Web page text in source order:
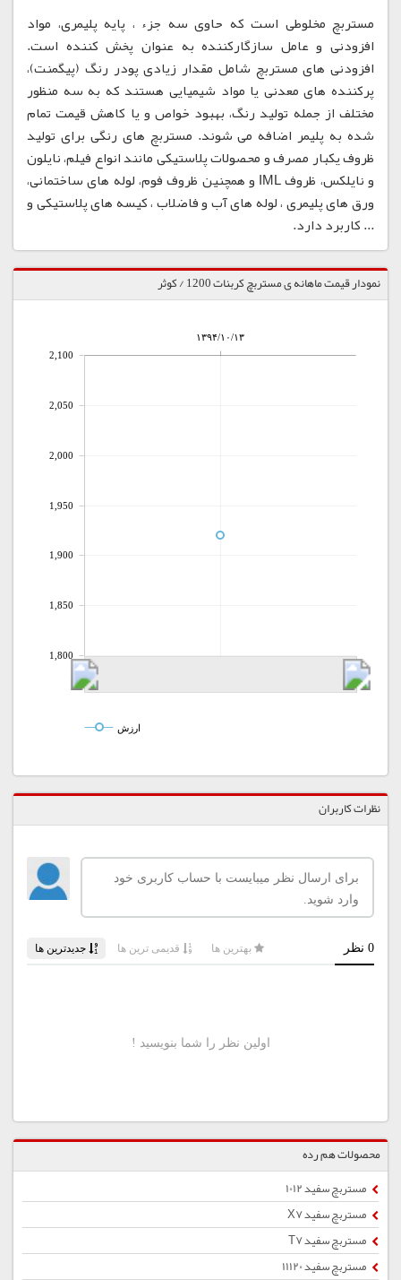
مستربچ مخلوطی است که حاوی سه جزء ، پایه پلیمری، مواد
افزودنی و عامل سازگارکننده به عنوان پخش کننده است.
افزودنی های مستربچ شامل مقدار زیادی پودر رنگ (پیگمنت)،
پرکننده های معدنی یا مواد شیمیایی هستند که به سه منظور
مختلف از جمله تولید رنگ، بهبود خواص و یا کاهش قیمت تمام
شده به پلیمر اضافه می شوند. مستربچ های رنگی برای تولید
ظروف یکبار مصرف و محصولات پلاستیکی مانند انواع فیلم، نایلون
و نایلکس، ظروف IML و همچنین ظروف فوم، لوله های ساختمانی،
ورق های پلیمری ، لوله های آب و فاضلاب ، کیسه های پلاستیکی و
... کاربرد دارد.
نمودار قیمت ماهانه ی مستربچ کربنات 1200 / کوثر
۱۳۹۴/۱۰/۱۳
1,800
1,850
1,900
1,950
2,000
2,050
2,100
ارزش
نظرات کاربران
محصولات هم رده
مستربچ سفید 1012
مستربچ سفید X7
مستربچ سفید T7
مستربچ سفید 11120